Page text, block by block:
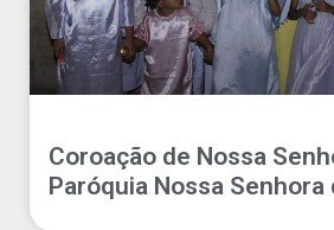
Coroação de Nossa
Paróquia Nossa Senhora